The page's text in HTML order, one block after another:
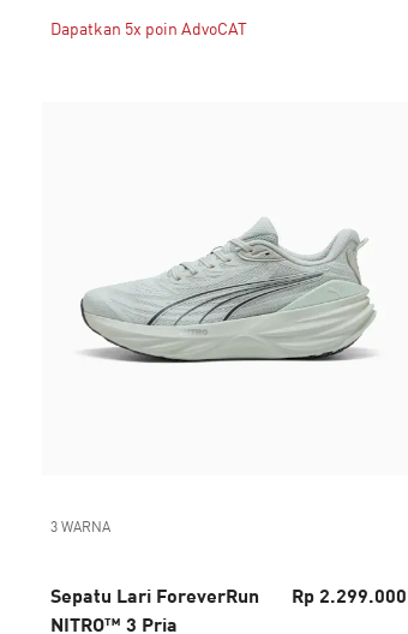
Dapatkan 5x poin AdvoCAT
3 WARNA
Sepatu Lari ForeverRun
NITRO™ 3 Pria
Rp 2.299.000